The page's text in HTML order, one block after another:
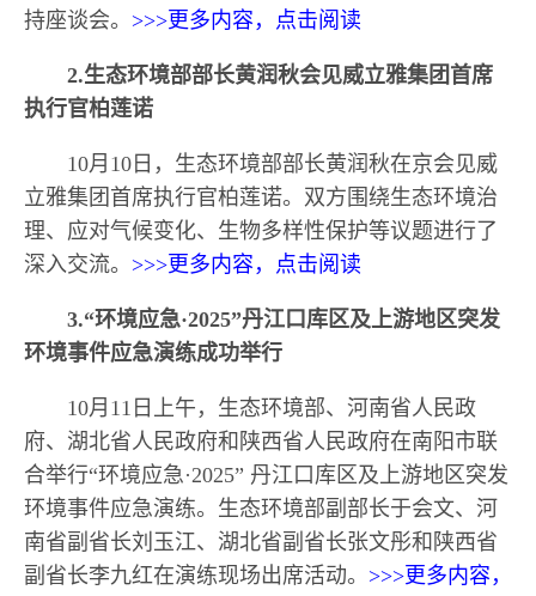
持座谈会。 >>>更多内容，点击阅读
2.生态环境部部长黄润秋会见威立雅集团首席
执行官柏莲诺
10月10日，生态环境部部长黄润秋在京会见威
立雅集团首席执行官柏莲诺。双方围绕生态环境治
理、应对气候变化、生物多样性保护等议题进行了
深入交流。 >>>更多内容，点击阅读
3.“环境应急·2025”丹江口库区及上游地区突发
环境事件应急演练成功举行
10月11日上午，生态环境部、河南省人民政
府、湖北省人民政府和陕西省人民政府在南阳市联
合举行“环境应急·2025” 丹江口库区及上游地区突发
环境事件应急演练。生态环境部副部长于会文、河
南省副省长刘玉江、湖北省副省长张文彤和陕西省
副省长李九红在演练现场出席活动。 >>>更多内容，